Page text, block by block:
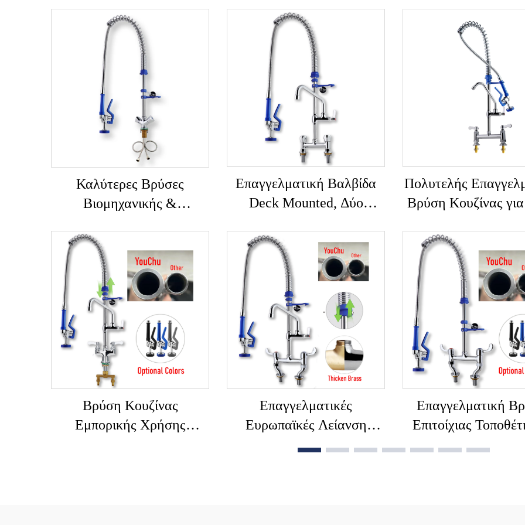
Καλύτερες Βρύσες
Βιομηχανικής &
SUS304+Ορείχαλκος,
Κλασικής Σχεδίασης
Βρύση Κουζίνας με
Εξάρτημα Ψεκασμού,
Ανοξείδωτη για Κουζίνα
Επαγγελματική Βαλβίδα
Deck Mounted, Δύο
Αποσυρόμενη Προ-
Ξέβγαλση, για Κουζίνα,
Εύκολη Εγκατάσταση,
Μοχλός Χειρός,
Βιομηχανική, για
Ξενοδοχεία
Πολυτελής
Βρύση Κουζίνας
Λαβή, Από
Ατσάλι,
Ορείχαλκο,
Ζεστό-Κρύο Νερό,
Βρύση Κουζίνας
Εμπορικής Χρήσης
Επαγγελματικές
Ευρωπαϊκές Λείανση
Χρώμιου 2-Λαβής
Επαγγελματική
Επιτοίχιας
για Κουζίνα